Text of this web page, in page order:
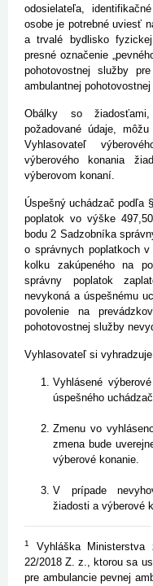
odosielateľa,
osobe je potrebné uviesť
a trvalé bydlisko
presné označenie
pohotovostnej služby
ambulantnej
Obálky so
požadované údaje,
Vyhlasovateľ
výberového konania
výberovom konaní.
Úspešný uchádzač podľa
poplatok vo výške
bodu 2 Sadzobníka
o správnych poplatkoch
kolku zakúpeného na
správny poplatok
nevykoná a úspešnému
povolenie na
pohotovostnej služby
Vyhlasovateľ si
Vyhlásené
úspešného
Zmenu vo
zmena bude
výberové konanie.
V prípade
žiadosti a výberové
1
Vyhláška Ministerstva
22/2018 Z. z., ktorou sa
pre ambulancie pevnej